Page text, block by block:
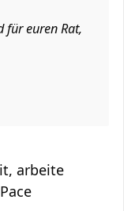
für euren Rat,
arbeite